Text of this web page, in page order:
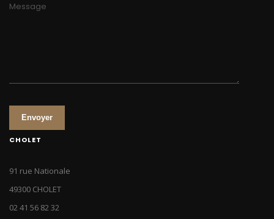
Message
Envoyer
CHOLET
91 rue Nationale
49300 CHOLET
02 41 56 82 32